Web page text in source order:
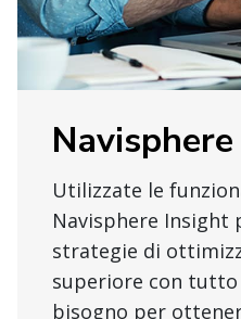
Utilizzate le
Navisphere
strategie di
superiore con tutto
bisogno per